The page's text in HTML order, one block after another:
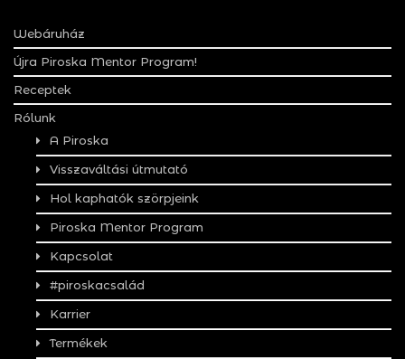
Webáruház
Újra Piroska Mentor Program!
Receptek
Rólunk
A Piroska
Visszaváltási útmutató
Hol kaphatók szörpjeink
Piroska Mentor Program
Kapcsolat
#piroskacsalád
Karrier
Termékek